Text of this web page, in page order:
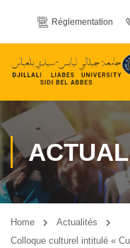
Réglementation
Home
Actualités
Colloque culturel intitulé «